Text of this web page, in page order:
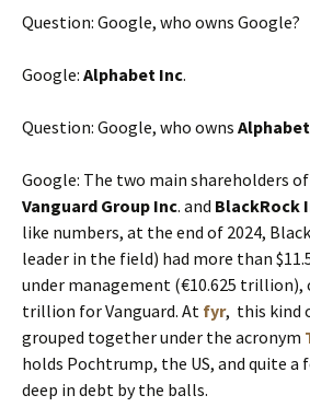
Question: Google, who owns Google?
Google: Alphabet Inc.
Question: Google, who owns
Google: The two main shareholders
Vanguard Group Inc. and BlackRock
like numbers, at the end of 2024,
leader in the field) had more than
under management (€10.625 trillion),
trillion for Vanguard. At fyr, this kind
grouped together under the acronym
holds Pochtrump, the US, and quite a
deep in debt by the balls.